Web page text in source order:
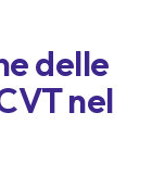
delle
nel